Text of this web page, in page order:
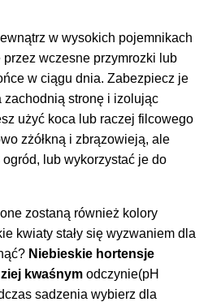
w wysokich pojemnikach
wczesne przymrozki lub
w ciągu dnia. Zabezpiecz je
zachodnią stronę i izolując
użyć koca lub raczej filcowego
zżółkną i zbrązowieją, ale
lub wykorzystać je do
zostaną również kolory
kwiaty stały się wyzwaniem dla
Niebieskie hortensje
kwaśnym odczynie(pH
sadzenia wybierz dla